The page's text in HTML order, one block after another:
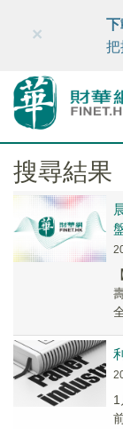
財華智庫網
×
下
把
搜尋結果